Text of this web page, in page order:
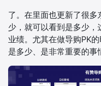
了。在里面也更新了很
少，就可以看到是多少
业绩。尤其在做导购PK
是多少、是非常重要的事